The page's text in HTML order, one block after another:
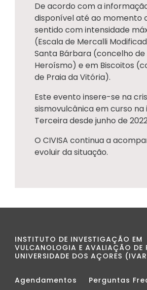
De acordo com a
disponível até ao momento
sentido com intensidade
(Escala de Mercalli
Santa Bárbara (concelho de
Heroísmo) e em Biscoitos
de Praia da Vitória).
Este evento insere-se na
sismovulcânica em curso na
Terceira desde junho de
O CIVISA continua a
evoluir da situação.
INSTITUTO DE INVESTIGAÇÃO EM
VULCANOLOGIA E AVALIAÇÃO DE
UNIVERSIDADE DOS AÇORES
Agendamentos Perguntas